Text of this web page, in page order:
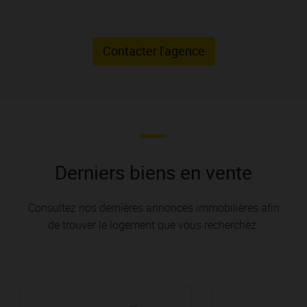
Contacter l'agence
Derniers biens en vente
Consultez nos dernières annonces immobilières afin
de trouver le logement que vous recherchez.